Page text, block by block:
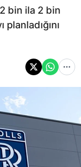
bin ila 2 bin
planladığını